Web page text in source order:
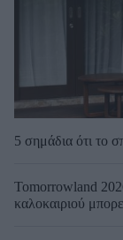
5 σημάδια ότι το
Tomorrowland
καλοκαιριού